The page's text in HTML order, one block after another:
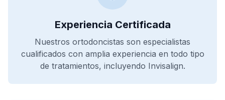
Experiencia Certificada
Nuestros ortodoncistas son especialistas
cualificados con amplia experiencia en todo tipo
de tratamientos, incluyendo Invisalign.